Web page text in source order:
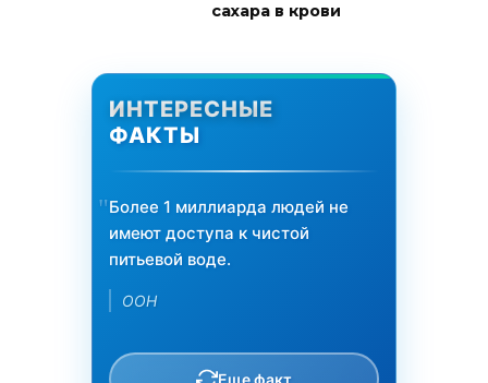
сахара в крови
ИНТЕРЕСНЫЕ
ФАКТЫ
Более 1 миллиарда людей не
имеют доступа к чистой
питьевой воде.
ООН
Еще факт